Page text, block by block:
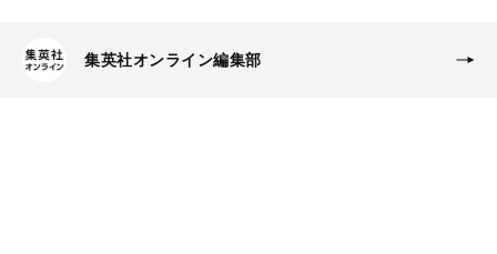
集英社オンライン編集部